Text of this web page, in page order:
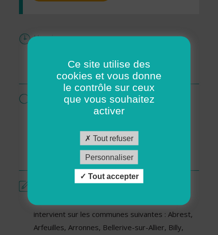
Horaires
Locaux fermés le Samedi et le Dimanche
Services proposés par cette association
Ménage - Repassage
Services pour séniors
Présentation
intervient sur les communes suivantes : Abrest,
Arfeuilles, Arronnes, Bellerive-sur-Allier, Billy,
Ce site utilise des
cookies et vous donne
le contrôle sur ceux
que vous souhaitez
activer
Tout refuser
Personnaliser
Tout accepter